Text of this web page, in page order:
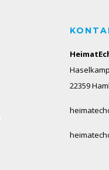
22359